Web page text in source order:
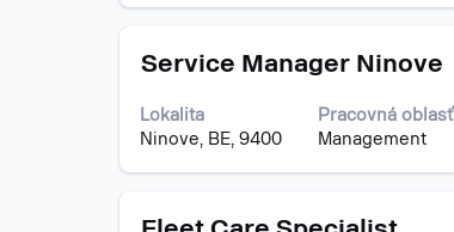
o
pozícii.
Názov
Service Manager Ninove
Lokalita
Ninove, BE, 9400
Pracovná oblasť
Management
Stlačte
na
zobrazenie
obsahu
o
Názov
Stlačte